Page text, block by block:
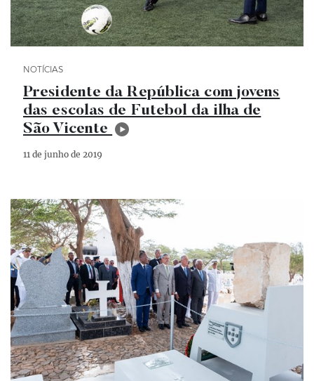
Categoria Notícias
NOTÍCIAS
Presidente da República com jovens
das escolas de Futebol da ilha de
São Vicente
11 de junho de 2019